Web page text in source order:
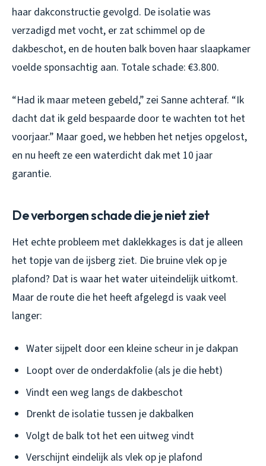
haar dakconstructie gevolgd. De isolatie was
verzadigd met vocht, er zat schimmel op de
dakbeschot, en de houten balk boven haar slaapkamer
voelde sponsachtig aan. Totale schade: €3.800.
“Had ik maar meteen gebeld,” zei Sanne achteraf. “Ik
dacht dat ik geld bespaarde door te wachten tot het
voorjaar.” Maar goed, we hebben het netjes opgelost,
en nu heeft ze een waterdicht dak met 10 jaar
garantie.
De verborgen schade die je niet ziet
Het echte probleem met daklekkages is dat je alleen
het topje van de ijsberg ziet. Die bruine vlek op je
plafond? Dat is waar het water uiteindelijk uitkomt.
Maar de route die het heeft afgelegd is vaak veel
langer:
Water sijpelt door een kleine scheur in je dakpan
Loopt over de onderdakfolie (als je die hebt)
Vindt een weg langs de dakbeschot
Drenkt de isolatie tussen je dakbalken
Volgt de balk tot het een uitweg vindt
Verschijnt eindelijk als vlek op je plafond